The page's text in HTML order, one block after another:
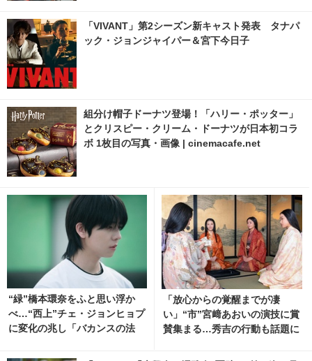
「VIVANT」第2シーズン新キャスト発表 タナパ
ック・ジョンジャイパー＆宮下今日子
組分け帽子ドーナツ登場！「ハリー・ポッター」
とクリスピー・クリーム・ドーナツが日本初コラ
ボ 1枚目の写真・画像 | cinemacafe.net
“緑”橋本環奈をふと思い浮か
べ…“西上”チェ・ジョンヒョプ
に変化の兆し「バカンスの法
「放心からの覚醒までが凄
い」“市”宮﨑あおいの演技に賞
賛集まる…秀吉の行動も話題に
真・画像 | cinemacafe.net